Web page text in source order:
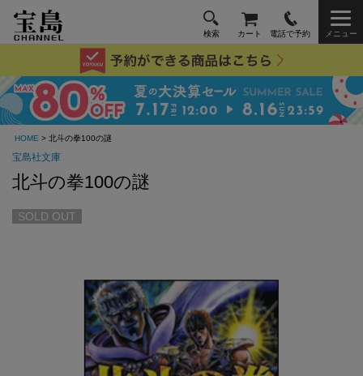
検索 カート 電話で予約 メニュー
HOME > 北斗の拳100の謎
宝島社文庫
北斗の拳100の謎
SOLD OUT